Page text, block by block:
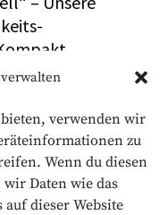
verwenden wir
zu
Wenn du diesen
Daten wie das
dieser Website
ist Ihr